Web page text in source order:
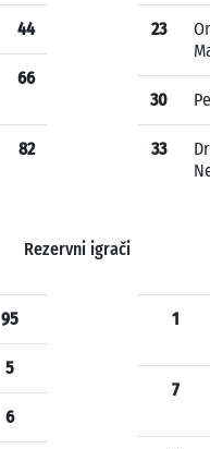
44
66
82
23
30
33
Rezervni igrači
95
5
6
1
7